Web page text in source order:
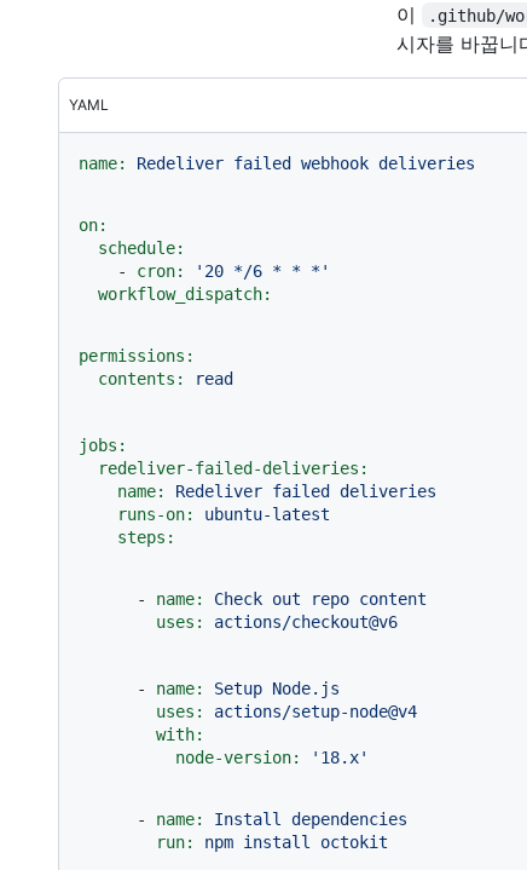
이
.github/
시자를 바꿉니
YAML
name: Redeliver failed webhook deliveries
on:
schedule:
-
cron:
'20 */6 * * *'
workflow_dispatch:
permissions:
contents:
read
jobs:
redeliver-failed-deliveries:
name:
Redeliver failed deliveries
runs-on:
ubuntu-latest
steps:
- name: Check out repo content
uses:
actions/checkout@v6
- name: Setup Node.js
uses:
actions/setup-node@v4
with:
node-version:
'18.x'
- name: Install
dependencies
run:
npm install octokit